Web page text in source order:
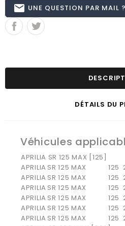
email UNE QUESTION PAR MAIL
DÉTAILS DU
Véhicules
APRILIA SR 125 MAX [125]
APRILIA SR 125 MAX 125
APRILIA SR 125 MAX 125
APRILIA SR 125 MAX 125
APRILIA SR 125 MAX 125
APRILIA SR 125 MAX 125
APRILIA SR 125 MAX 125